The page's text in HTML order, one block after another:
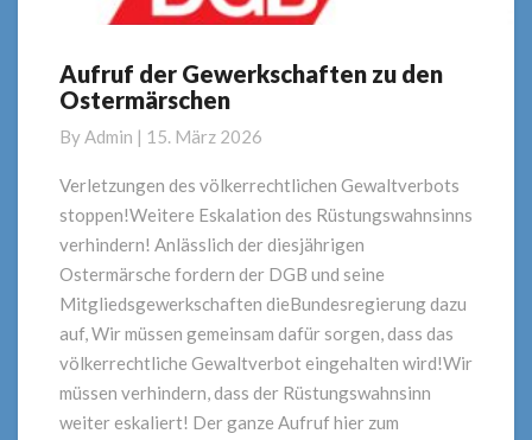
Aufruf
der
Gewerkschaften
zu
den
Ostermärschen
Aufruf der Gewerkschaften zu den
Ostermärschen
ByAdmin | 15. März 2026
Verletzungen des völkerrechtlichen Gewaltverbots
stoppen!Weitere Eskalation des Rüstungswahnsinns
verhindern! Anlässlich der diesjährigen
Ostermärsche fordern der DGB und seine
Mitgliedsgewerkschaften dieBundesregierung dazu
auf, Wir müssen gemeinsam dafür sorgen, dass das
völkerrechtliche Gewaltverbot eingehalten wird!Wir
müssen verhindern, dass der Rüstungswahnsinn
weiter eskaliert! Der ganze Aufruf hier zum